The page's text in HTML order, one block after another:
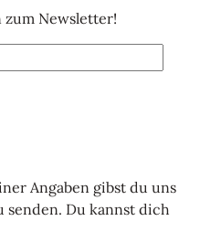
zum Newsletter!
Angaben gibst du uns
senden. Du kannst dich